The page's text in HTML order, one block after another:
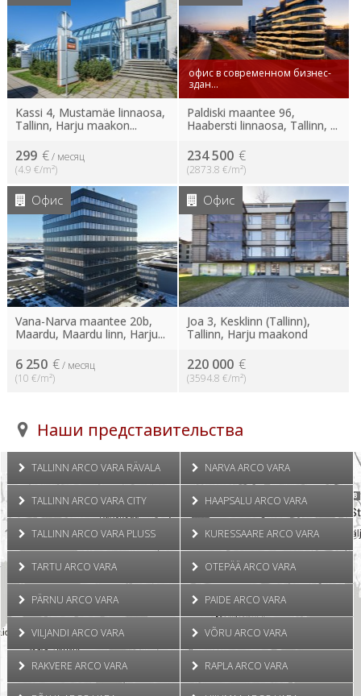
Kassi 4, Mustamäe linnaosa,
Tallinn, Harju maakon...
299 €/ месяц
(4.9 €/m²)
офис в современном бизнес-
здан...
Paldiski maantee 96,
Haabersti linnaosa, Tallinn, ...
234 500 €
(2873.8 €/m²)
Офис
Vana-Narva maantee 20b,
Maardu, Maardu linn, Harju...
6 250 €/ месяц
(10 €/m²)
Офис
Joa 3, Kesklinn (Tallinn),
Tallinn, Harju maakond
220 000 €
(3594.8 €/m²)
Наши представительства
TALLINN ARCO VARA RÄVALA
TALLINN ARCO VARA CITY
TALLINN ARCO VARA PLUSS
TARTU ARCO VARA
PÄRNU ARCO VARA
VILJANDI ARCO VARA
RAKVERE ARCO VARA
NARVA ARCO VARA
HAAPSALU ARCO VARA
KURESSAARE ARCO VARA
OTEPÄÄ ARCO VARA
PAIDE ARCO VARA
VÕRU ARCO VARA
RAPLA ARCO VARA